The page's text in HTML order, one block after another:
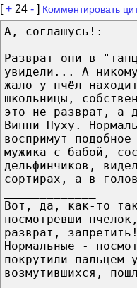
[+ 24 - ] Комментировать
А, соглашусь!:
Разврат они в
увидели... А
жало у пчёл
школьницы,
это не разврат, а
Винни-Пуху.
воспримут
мужика с бабой,
дельфинчиков,
сортирах, а в
Вот, да, как-то
посмотревши
разврат,
Нормальные -
покрутили пальцем
возмутившихся,